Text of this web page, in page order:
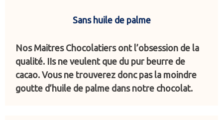
Sans huile de palme
Nos Maitres Chocolatiers ont l’obsession de la
qualité. IIs ne veulent que du pur beurre de
cacao. Vous ne trouverez donc pas la moindre
goutte d’huile de palme dans notre chocolat.